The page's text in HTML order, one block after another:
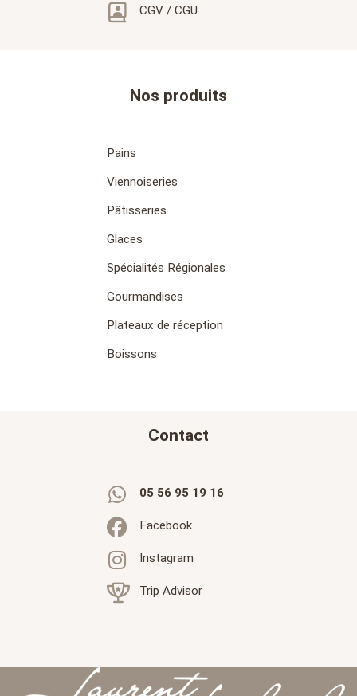
CGV / CGU
Nos produits
Pains
Viennoiseries
Pâtisseries
Glaces
Spécialités Régionales
Gourmandises
Plateaux de réception
Boissons
Contact
05 56 95 19 16
Facebook
Instagram
Trip Advisor